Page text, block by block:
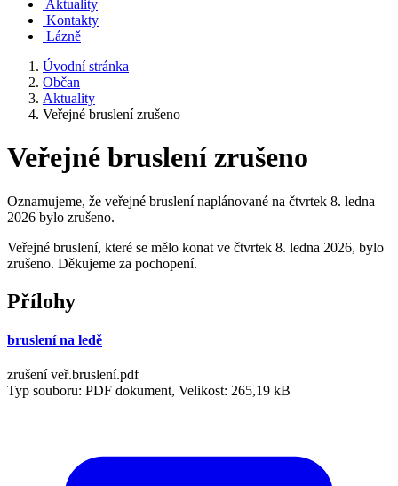
Aktuality
Kontakty
Lázně
Úvodní stránka
Občan
Aktuality
Veřejné bruslení zrušeno
Veřejné bruslení zrušeno
Oznamujeme, že veřejné bruslení naplánované na čtvrtek 8. ledna
2026 bylo zrušeno.
Veřejné bruslení, které se mělo konat ve čtvrtek 8. ledna 2026, bylo
zrušeno. Děkujeme za pochopení.
Přílohy
bruslení na ledě
zrušení veř.bruslení.pdf
Typ souboru: PDF dokument, Velikost: 265,19 kB